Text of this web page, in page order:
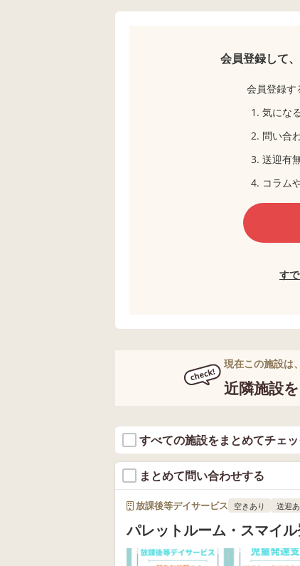
会員登録して
会員登録す
気にな
問い合
送迎有
コラム
す
現在この施設は
近隣施設
すべての施設をまとめてチェッ
まとめて問い合わせする
放課後等デイサービス 空きあり 送迎
パレットルーム・スマイ